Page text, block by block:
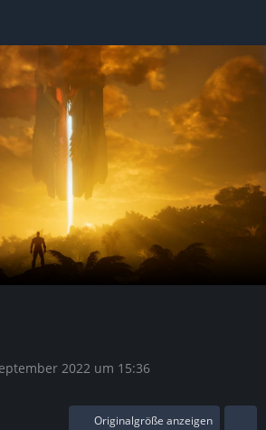
2022 um 15:36
Originalgröße anzeigen